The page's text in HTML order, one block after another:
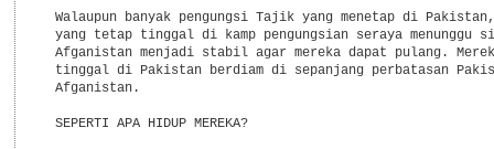
Walaupun banyak pengungsi Tajik yang menetap di
yang tetap tinggal di kamp pengungsian seraya menunggu
Afganistan menjadi stabil agar mereka dapat pulang.
tinggal di Pakistan berdiam di sepanjang perbatasan
  Afganistan.
  SEPERTI APA HIDUP MEREKA?